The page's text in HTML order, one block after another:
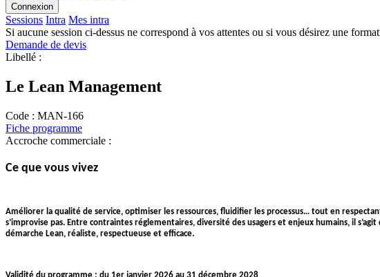
Connexion
Sessions Intra Mes intra
Si aucune session ci-dessus ne correspond à vos attentes ou si vous désirez une
Demande de devis
Libellé :
Le Lean Management
Code : MAN-166
Fiche programme
Accroche commerciale :
Ce que vous vivez
Améliorer la qualité de service, optimiser les ressources, fluidifier les processus… tout en
s’improvise pas. Entre contraintes réglementaires, diversité des usagers et enjeux humains, il
démarche Lean, réaliste, respectueuse et efficace.
Validité du programme : du 1er janvier 2026 au 31 décembre 2028